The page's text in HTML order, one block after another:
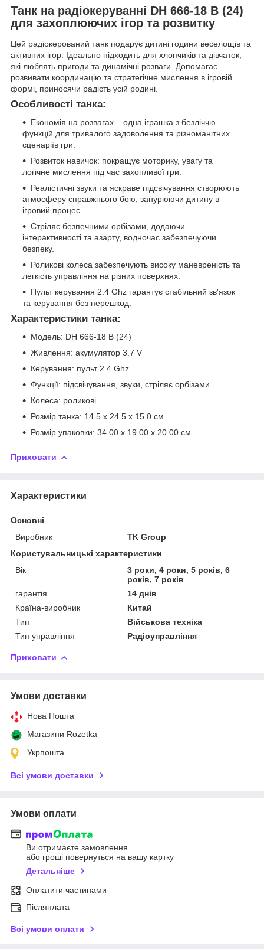
Танк на радіокеруванні DH 666-18 B (24)
для захоплюючих ігор та розвитку
Цей радіокерований танк подарує дитині години веселощів та
активних ігор. Ідеально підходить для хлопчиків та дівчаток,
які люблять пригоди та динамічні розваги. Допомагає
розвивати координацію та стратегічне мислення в ігровій
формі, приносячи радість усій родині.
Особливості танка:
Економія на розвагах – одна іграшка з безліччю
функцій для тривалого задоволення та різноманітних
сценаріїв гри.
Розвиток навичок: покращує моторику, увагу та
логічне мислення під час захопливої гри.
Реалістичні звуки та яскраве підсвічування створюють
атмосферу справжнього бою, занурюючи дитину в
ігровий процес.
Стріляє безпечними орбізами, додаючи
інтерактивності та азарту, водночас забезпечуючи
безпеку.
Роликові колеса забезпечують високу маневреність та
легкість управління на різних поверхнях.
Пульт керування 2.4 Ghz гарантує стабільний зв'язок
та керування без перешкод.
Характеристики танка:
Модель: DH 666-18 B (24)
Живлення: акумулятор 3.7 V
Керування: пульт 2.4 Ghz
Функції: підсвічування, звуки, стріляє орбізами
Колеса: роликові
Розмір танка: 14.5 x 24.5 x 15.0 см
Розмір упаковки: 34.00 x 19.00 x 20.00 см
Приховати
Характеристики
Основні
Виробник
TK Group
Користувальницькі характеристики
Вік
3 роки, 4 роки, 5 років, 6
років, 7 років
гарантія
14 днів
Країна-виробник
Китай
Тип
Військова техніка
Тип управління
Радіоуправління
Приховати
Умови доставки
Нова Пошта
Магазини Rozetka
Укрпошта
Всі умови доставки
Умови оплати
Ви отримаєте замовлення
або гроші повернуться на вашу картку
Детальніше
Оплатити частинами
Післяплата
Всі умови оплати